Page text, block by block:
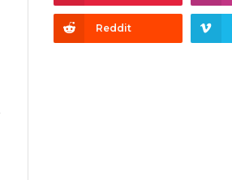
Reddit